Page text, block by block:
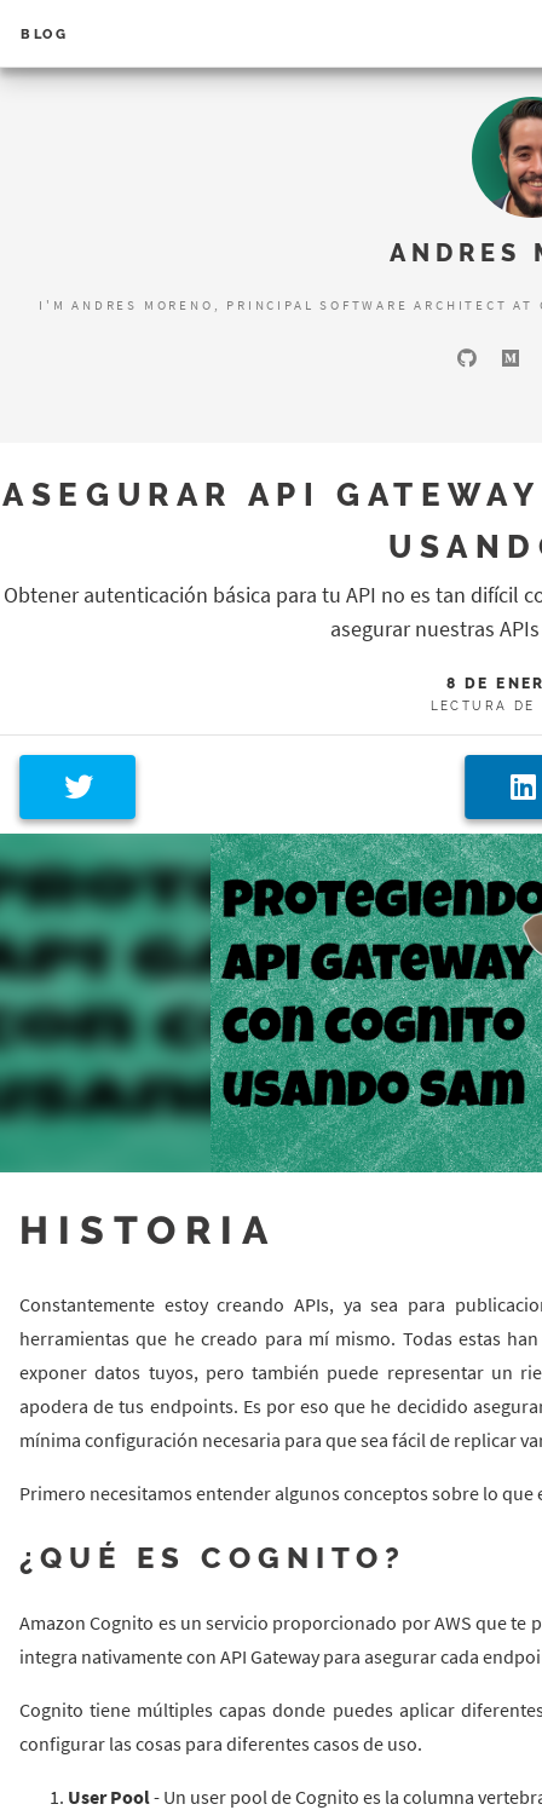
BLOG
ANDRES
I'M ANDRES MORENO, PRINCIPAL SOFTWARE ARCHITECT
ASEGURAR API
Obtener autenticación básica para tu API no es tan difícil
asegurar nuestras
8 DE
LECTURA
HISTORIA
Constantemente estoy creando APIs, ya sea para
herramientas que he creado para mí mismo. Todas estas
exponer datos tuyos, pero también puede representar un
apodera de tus endpoints. Es por eso que he decidido
mínima configuración necesaria para que sea fácil de replicar
Primero necesitamos entender algunos conceptos sobre lo
¿QUÉ ES COGNITO?
Amazon Cognito es un servicio proporcionado por AWS que
integra nativamente con API Gateway para asegurar cada
Cognito tiene múltiples capas donde puedes aplicar
configurar las cosas para diferentes casos de uso.
User Pool- Un user pool de Cognito es la columna